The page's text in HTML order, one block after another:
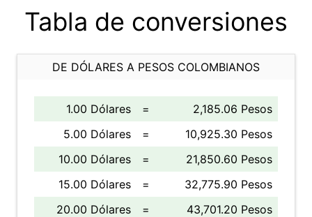
Tabla de conversiones
DE DÓLARES A PESOS COLOMBIANOS
1.00 Dólares =
2,185.06 Pesos
5.00 Dólares
=
10,925.30 Pesos
10.00 Dólares
=
21,850.60 Pesos
15.00 Dólares
=
32,775.90 Pesos
20.00 Dólares
=
43,701.20 Pesos